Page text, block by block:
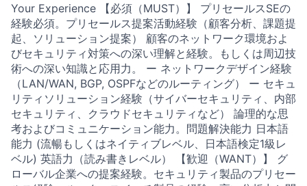
Your Experience 【必須（MUST）】 プリセールスSEの
経験必須。プリセールス提案活動経験（顧客分析、課題提
起、ソリューション提案） 顧客のネットワーク環境およ
びセキュリティ対策への深い理解と経験。もしくは周辺技
術への深い知識と応用力。 ー ネットワークデザイン経験
（LAN/WAN, BGP, OSPFなどのルーティング） ー セキュ
リティソリューション経験（サイバーセキュリティ、内部
セキュリティ、クラウドセキュリティなど） 論理的な思
考およびコミュニケーション能力。問題解決能力 日本語
能力 (流暢もしくはネイティブレベル、日本語検定1級レ
ベル) 英語力（読み書きレベル） 【歓迎（WANT）】 グ
ローバル企業への提案経験。セキュリティ製品のプリセー